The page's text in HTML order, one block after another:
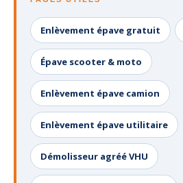
Enlèvement épave gratuit
Épave scooter & moto
Enlèvement épave camion
Enlèvement épave utilitaire
Démolisseur agréé VHU